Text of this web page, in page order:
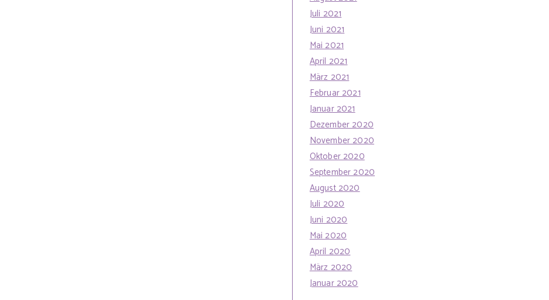
Juli 2021
Juni 2021
Mai 2021
April 2021
März 2021
Februar 2021
Januar 2021
Dezember 2020
November 2020
Oktober 2020
September 2020
August 2020
Juli 2020
Juni 2020
Mai 2020
April 2020
März 2020
Januar 2020